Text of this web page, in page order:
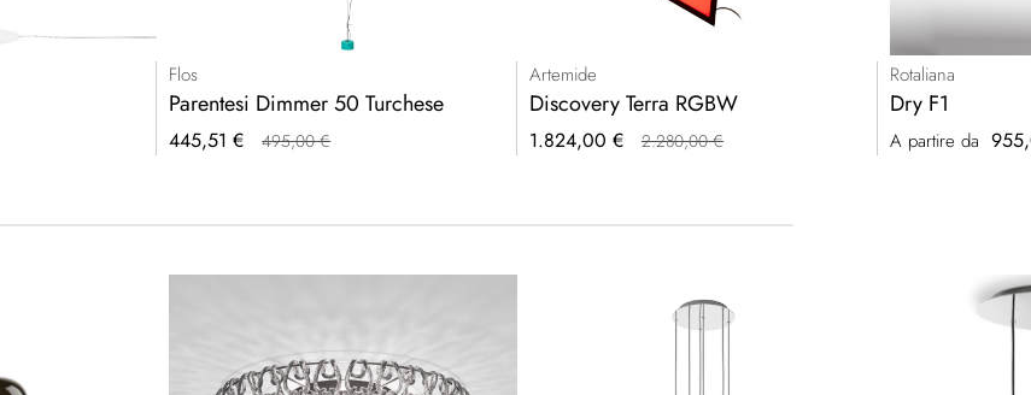
Flos
Parentesi Dimmer 50 Turchese
Prezzo
445,51 € 495,00 €
Artemide
Discovery Terra RGBW
Prezzo
1.824,00 € 2.280,00 €
Rotaliana
Dry F1
A partire da